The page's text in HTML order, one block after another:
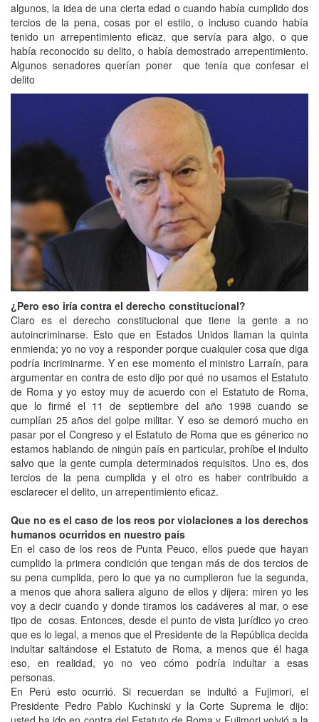
algunos, la idea de una cierta edad o cuando había cumplido dos
tercios de la pena, cosas por el estilo, o incluso cuando había
tenido un arrepentimiento eficaz, que servía para algo, o que
había reconocido su delito, o había demostrado arrepentimiento.
Algunos senadores querían poner que tenía que confesar el
delito
¿Pero eso iría contra el derecho constitucional?
Claro es el derecho constitucional que tiene la gente a no
autoincriminarse. Esto que en Estados Unidos llaman la quinta
enmienda; yo no voy a responder porque cualquier cosa que diga
podría incriminarme. Y en ese momento el ministro Larraín, para
argumentar en contra de esto dijo por qué no usamos el Estatuto
de Roma y yo estoy muy de acuerdo con el Estatuto de Roma,
que lo firmé el 11 de septiembre del año 1998 cuando se
cumplían 25 años del golpe militar. Y eso se demoró mucho en
pasar por el Congreso y el Estatuto de Roma que es génerico no
estamos hablando de ningún país en particular, prohíbe el indulto
salvo que la gente cumpla determinados requisitos. Uno es, dos
tercios de la pena cumplida y el otro es haber contribuido a
esclarecer el delito, un arrepentimiento eficaz.
Que no es el caso de los reos por violaciones a los derechos
humanos ocurridos en nuestro país
En el caso de los reos de Punta Peuco, ellos puede que hayan
cumplido la primera condición que tengan más de dos tercios de
su pena cumplida, pero lo que ya no cumplieron fue la segunda,
a menos que ahora saliera alguno de ellos y dijera: miren yo les
voy a decir cuando y donde tiramos los cadáveres al mar, o ese
tipo de cosas. Entonces, desde el punto de vista jurídico yo creo
que es lo legal, a menos que el Presidente de la República decida
indultar saltándose el Estatuto de Roma, a menos que él haga
eso, en realidad, yo no veo cómo podría indultar a esas
personas.
En Perú esto ocurrió. Si recuerdan se indultó a Fujimori, el
Presidente Pedro Pablo Kuchinski y la Corte Suprema le dijo: